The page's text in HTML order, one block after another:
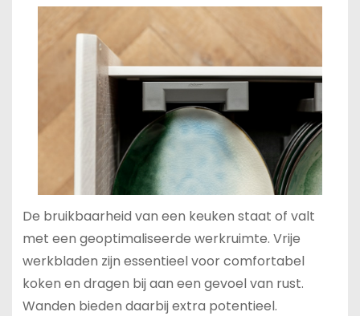
De bruikbaarheid van een keuken staat of valt
met een geoptimaliseerde werkruimte. Vrije
werkbladen zijn essentieel voor comfortabel
koken en dragen bij aan een gevoel van rust.
Wanden bieden daarbij extra potentieel.